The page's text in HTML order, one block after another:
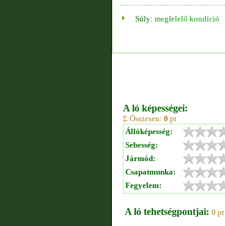
Súly: megfelelő kondíció
A ló képességei:
Σ Összesen: 0 pt
Állóképesség:
Sebesség:
Jármód:
Csapatmunka:
Fegyelem:
A ló tehetségpontjai: 0 pt